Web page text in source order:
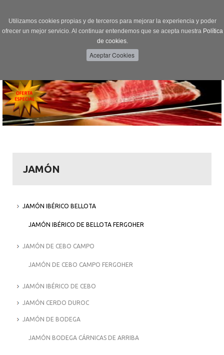
Utilizamos cookies propias y de terceros para mejorar la experiencia y poder
ofrecer un mejor servicio. Al continuar entendemos que se acepta nuestra Política
de cookies.
JAMÓN
JAMÓN IBÉRICO BELLOTA
JAMÓN IBÉRICO DE BELLOTA FERGOHER
JAMÓN DE CEBO CAMPO
JAMÓN DE CEBO CAMPO FERGOHER
JAMÓN IBÉRICO DE CEBO
JAMÓN CERDO DUROC
JAMÓN DE BODEGA
JAMÓN BODEGA CÁRNICAS DE ARRIBA